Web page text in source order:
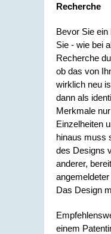
Recherche
Bevor Sie
Sie - wie bei
Recherche
ob das von
wirklich neu
dann als
Merkmale
Einzelheiten
hinaus muss
des Designs
anderer,
Das Design
einem